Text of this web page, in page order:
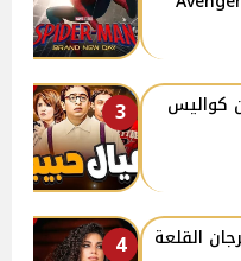
3
كواليس
4
القلعة